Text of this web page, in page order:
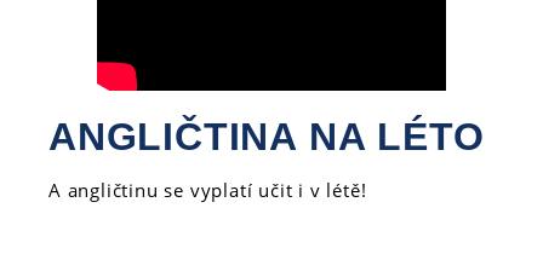
ANGLIČTINA NA LÉTO
A angličtinu se vyplatí učit i v létě!